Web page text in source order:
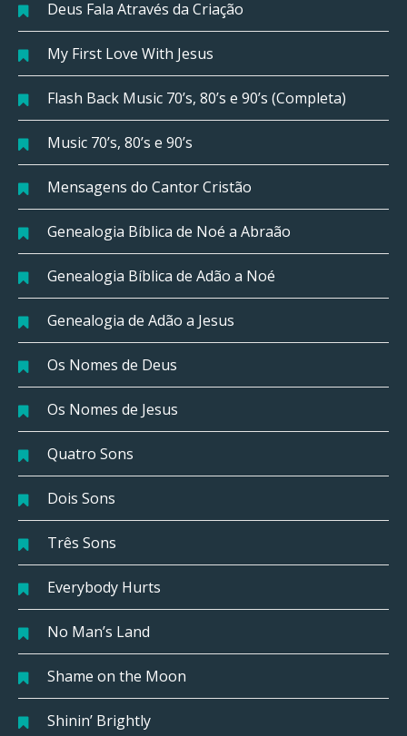
Deus Fala Através da Criação
My First Love With Jesus
Flash Back Music 70’s, 80’s e 90’s (Completa)
Music 70’s, 80’s e 90’s
Mensagens do Cantor Cristão
Genealogia Bíblica de Noé a Abraão
Genealogia Bíblica de Adão a Noé
Genealogia de Adão a Jesus
Os Nomes de Deus
Os Nomes de Jesus
Quatro Sons
Dois Sons
Três Sons
Everybody Hurts
No Man’s Land
Shame on the Moon
Shinin’ Brightly